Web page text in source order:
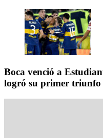
Boca venció a
logró su primer triunfo